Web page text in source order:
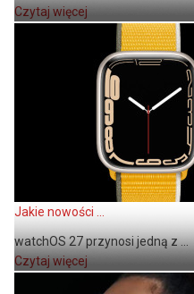
Czytaj więcej
Jakie nowości ...
watchOS 27 przynosi jedną z ...
Czytaj więcej